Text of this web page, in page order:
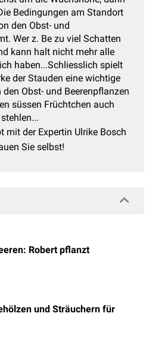
Bedingungen am Standort
den Obst- und
Wer z. Be zu viel Schatten
kann halt nicht mehr alle
haben...Schliesslich spielt
der Stauden eine wichtige
Obst- und Beerenpflanzen
süssen Früchtchen auch
mit der Expertin Ulrike Bosch
Sie selbst!
Robert pflanzt
und Sträuchern für